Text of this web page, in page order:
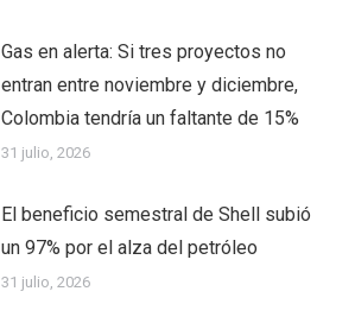
Gas en alerta: Si tres proyectos no
entran entre noviembre y diciembre,
Colombia tendría un faltante de 15%
31 julio, 2026
El beneficio semestral de Shell subió
un 97% por el alza del petróleo
31 julio, 2026